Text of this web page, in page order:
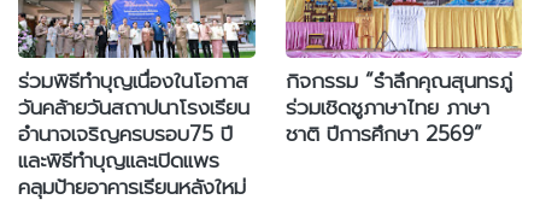
ร่วมพิธีทำบุญเนื่องในโอกาส
วันคล้ายวันสถาปนาโรงเรียน
อำนาจเจริญครบรอบ75 ปี
และพิธีทำบุญและเปิดแพร
คลุมป้ายอาคารเรียนหลังใหม่
กิจกรรม “รำลึกคุณสุนทรภู่
ร่วมเชิดชูภาษาไทย ภาษา
ชาติ ปีการศึกษา 2569”